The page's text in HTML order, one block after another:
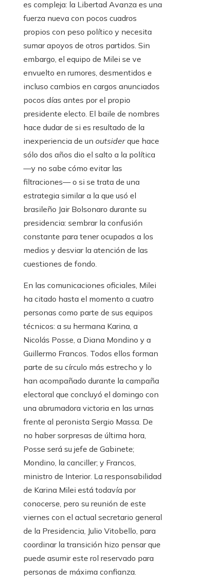
es compleja: la Libertad Avanza es una
fuerza nueva con pocos cuadros
propios con peso político y necesita
sumar apoyos de otros partidos. Sin
embargo, el equipo de Milei se ve
envuelto en rumores, desmentidos e
incluso cambios en cargos anunciados
pocos días antes por el propio
presidente electo. El baile de nombres
hace dudar de si es resultado de la
inexperiencia de un outsiderque hace
sólo dos años dio el salto a la política
—y no sabe cómo evitar las
filtraciones— o si se trata de una
estrategia similar a la que usó el
brasileño Jair Bolsonaro durante su
presidencia: sembrar la confusión
constante para tener ocupados a los
medios y desviar la atención de las
cuestiones de fondo.
En las comunicaciones oficiales, Milei
ha citado hasta el momento a cuatro
personas como parte de sus equipos
técnicos: a su hermana Karina, a
Nicolás Posse, a Diana Mondino y a
Guillermo Francos. Todos ellos forman
parte de su círculo más estrecho y lo
han acompañado durante la campaña
electoral que concluyó el domingo con
una abrumadora victoria en las urnas
frente al peronista Sergio Massa. De
no haber sorpresas de última hora,
Posse será su jefe de Gabinete;
Mondino, la canciller; y Francos,
ministro de Interior. La responsabilidad
de Karina Milei está todavía por
conocerse, pero su reunión de este
viernes con el actual secretario general
de la Presidencia, Julio Vitobello, para
coordinar la transición hizo pensar que
puede asumir este rol reservado para
personas de máxima confianza.